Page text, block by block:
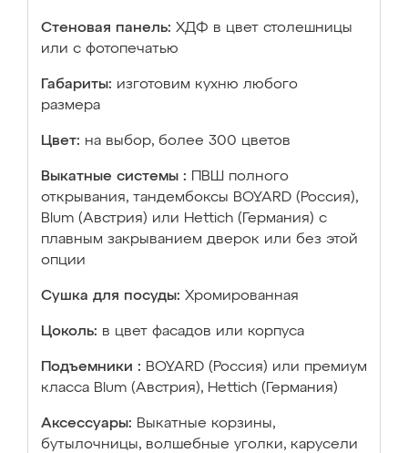
Стеновая панель: ХДФ в цвет столешницы
или с фотопечатью
Габариты: изготовим кухню любого
размера
Цвет: на выбор, более 300 цветов
Выкатные системы :
ПВШ полного
открывания, тандембоксы BOYARD (Россия),
Blum (Австрия) или Hettich (Германия) с
плавным закрыванием дверок или без этой
опции
Сушка для посуды: Хромированная
Цоколь: в цвет фасадов или корпуса
Подъемники : BOYARD (Россия) или премиум
класса Blum (Австрия), Hettich (Германия)
Аксессуары: Выкатные корзины,
бутылочницы, волшебные уголки, карусели